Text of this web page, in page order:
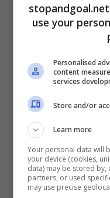
concerto:
capolino
sogno
Giorgia era tra i
Olimpico di Roma
Ultimo
.
personalità del
tv, in un trionfo di
poteva non
use your
Personalised
content
services
Store and/or
Learn more
Your personal data will
your device (cookies,
data) may be stored by,
partners, or used
may use precise